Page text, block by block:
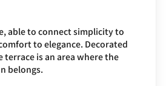
able to connect simplicity to
to elegance. Decorated
terrace is an area where the
belongs.